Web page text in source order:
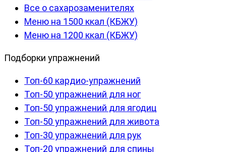
Все о сахарозаменителях
Меню на 1500 ккал (КБЖУ)
Меню на 1200 ккал (КБЖУ)
Подборки упражнений
Топ-60 кардио-упражнений
Топ-50 упражнений для ног
Топ-50 упражнений для ягодиц
Топ-50 упражнений для живота
Топ-30 упражнений для рук
Топ-20 упражнений для спины